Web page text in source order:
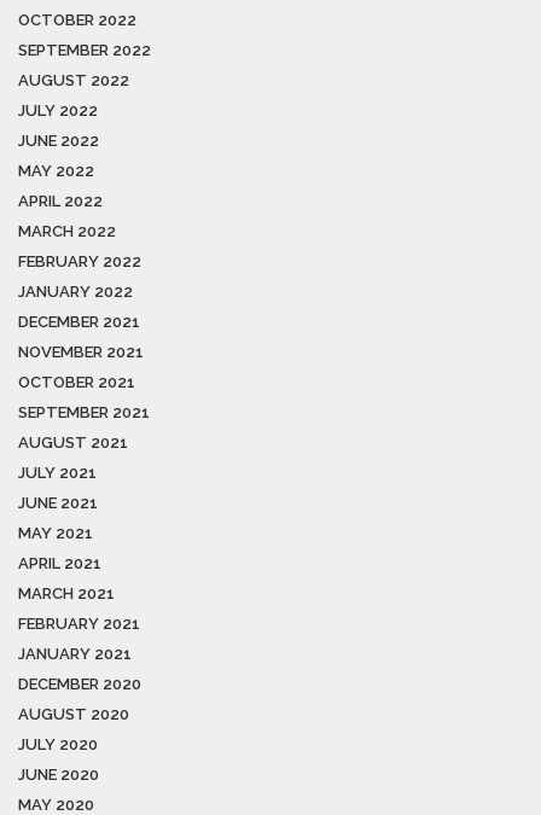
OCTOBER 2022
SEPTEMBER 2022
AUGUST 2022
JULY 2022
JUNE 2022
MAY 2022
APRIL 2022
MARCH 2022
FEBRUARY 2022
JANUARY 2022
DECEMBER 2021
NOVEMBER 2021
OCTOBER 2021
SEPTEMBER 2021
AUGUST 2021
JULY 2021
JUNE 2021
MAY 2021
APRIL 2021
MARCH 2021
FEBRUARY 2021
JANUARY 2021
DECEMBER 2020
AUGUST 2020
JULY 2020
JUNE 2020
MAY 2020